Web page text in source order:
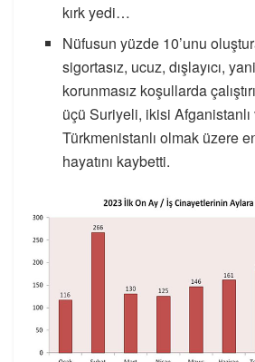
kırk yedi…
Nüfusun yüzde 10’unu
sigortasız, ucuz, dışlayıcı,
korunmasız koşullarda
üçü Suriyeli, ikisi Afganistanlı
Türkmenistanlı olmak üzere
hayatını kaybetti.